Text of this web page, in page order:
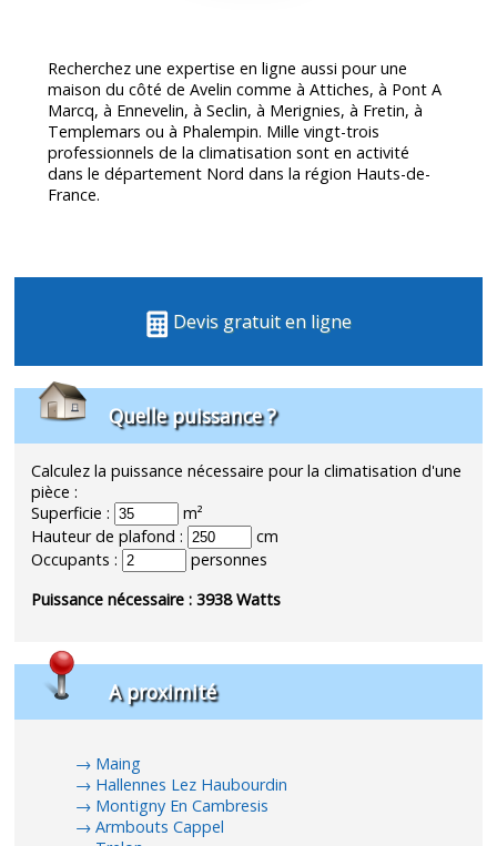
Recherchez une expertise en ligne aussi pour une
maison du côté de Avelin comme à Attiches, à Pont A
Marcq, à Ennevelin, à Seclin, à Merignies, à Fretin, à
Templemars ou à Phalempin. Mille vingt-trois
professionnels de la climatisation sont en activité
dans le département Nord dans la région Hauts-de-
France.
Devis gratuit en ligne
Quelle puissance ?
Calculez la puissance nécessaire pour la climatisation d'une
pièce :
Superficie :
m²
Hauteur de plafond :
cm
Occupants :
personnes
Puissance nécessaire :3938Watts
A proximité
Maing
Hallennes Lez Haubourdin
Montigny En Cambresis
Armbouts Cappel